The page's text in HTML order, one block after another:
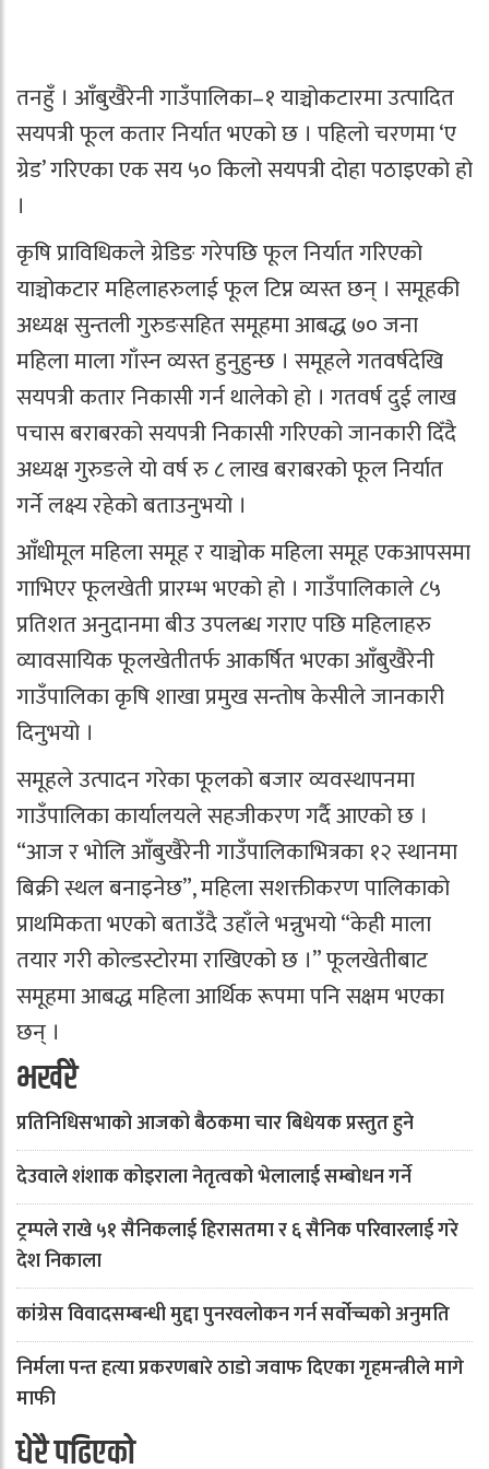
तनहुँ । आँबुखैरेनी गाउँपालिका–१ याञ्चोकटारमा उत्पादित
सयपत्री फूल कतार निर्यात भएको छ । पहिलो चरणमा ‘ए
ग्रेड’ गरिएका एक सय ५० किलो सयपत्री दोहा पठाइएको हो
।
कृषि प्राविधिकले ग्रेडिङ गरेपछि फूल निर्यात गरिएको
याञ्चोकटार महिलाहरुलाई फूल टिप्न व्यस्त छन् । समूहकी
अध्यक्ष सुन्तली गुरुङसहित समूहमा आबद्ध ७० जना
महिला माला गाँस्न व्यस्त हुनुहुन्छ । समूहले गतवर्षदेखि
सयपत्री कतार निकासी गर्न थालेको हो । गतवर्ष दुई लाख
पचास बराबरको सयपत्री निकासी गरिएको जानकारी दिँदै
अध्यक्ष गुरुङले यो वर्ष रु ८ लाख बराबरको फूल निर्यात
गर्ने लक्ष्य रहेको बताउनुभयो ।
आँधीमूल महिला समूह र याञ्चोक महिला समूह एकआपसमा
गाभिएर फूलखेती प्रारम्भ भएको हो । गाउँपालिकाले ८५
प्रतिशत अनुदानमा बीउ उपलब्ध गराए पछि महिलाहरु
व्यावसायिक फूलखेतीतर्फ आकर्षित भएका आँबुखैरेनी
गाउँपालिका कृषि शाखा प्रमुख सन्तोष केसीले जानकारी
दिनुभयो ।
समूहले उत्पादन गरेका फूलको बजार व्यवस्थापनमा
गाउँपालिका कार्यालयले सहजीकरण गर्दै आएको छ ।
“आज र भोलि आँबुखैरेनी गाउँपालिकाभित्रका १२ स्थानमा
बिक्री स्थल बनाइनेछ”, महिला सशक्तीकरण पालिकाको
प्राथमिकता भएको बताउँदै उहाँले भन्नुभयो “केही माला
तयार गरी कोल्डस्टोरमा राखिएको छ ।” फूलखेतीबाट
समूहमा आबद्ध महिला आर्थिक रूपमा पनि सक्षम भएका
छन् ।
भर्खरै
प्रतिनिधिसभाको आजको बैठकमा चार बिधेयक प्रस्तुत हुने
देउवाले शंशाक कोइराला नेतृत्वको भेलालाई सम्बोधन गर्ने
ट्रम्पले राखे ५१ सैनिकलाई हिरासतमा र ६ सैनिक परिवारलाई गरे
देश निकाला
कांग्रेस विवादसम्बन्धी मुद्दा पुनरवलोकन गर्न सर्वोच्चको अनुमति
निर्मला पन्त हत्या प्रकरणबारे ठाडो जवाफ दिएका गृहमन्त्रीले मागे
माफी
धेरै पढिएको